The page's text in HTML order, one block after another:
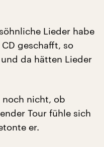
Lieder habe
geschafft, so
da hätten Lieder
noch nicht, ob
Tour fühle sich
er.